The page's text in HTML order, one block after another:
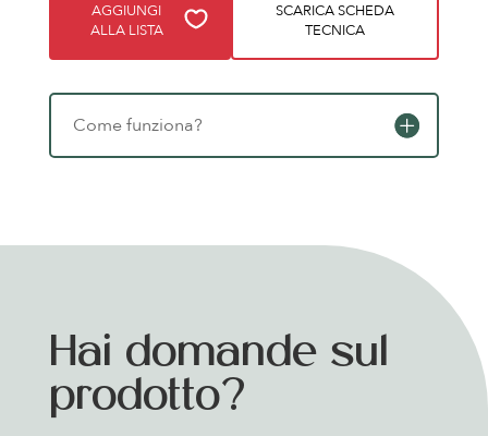
AGGIUNGI
ALLA LISTA
SCARICA SCHEDA
TECNICA
Come funziona?
Hai domande sul
prodotto?